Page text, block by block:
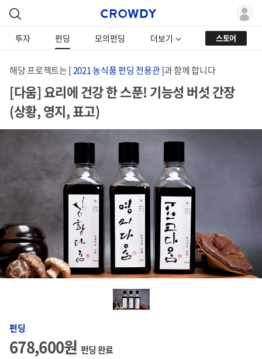
투자 펀딩 모의펀딩 더보기 스토어
해당 프로젝트는[ 2021 농식품 펀딩 전용관 ]과 함께 합니다
[다움] 요리에 건강 한 스푼! 기능성 버섯 간장
(상황, 영지, 표고)
펀딩
678,600원 펀딩 완료